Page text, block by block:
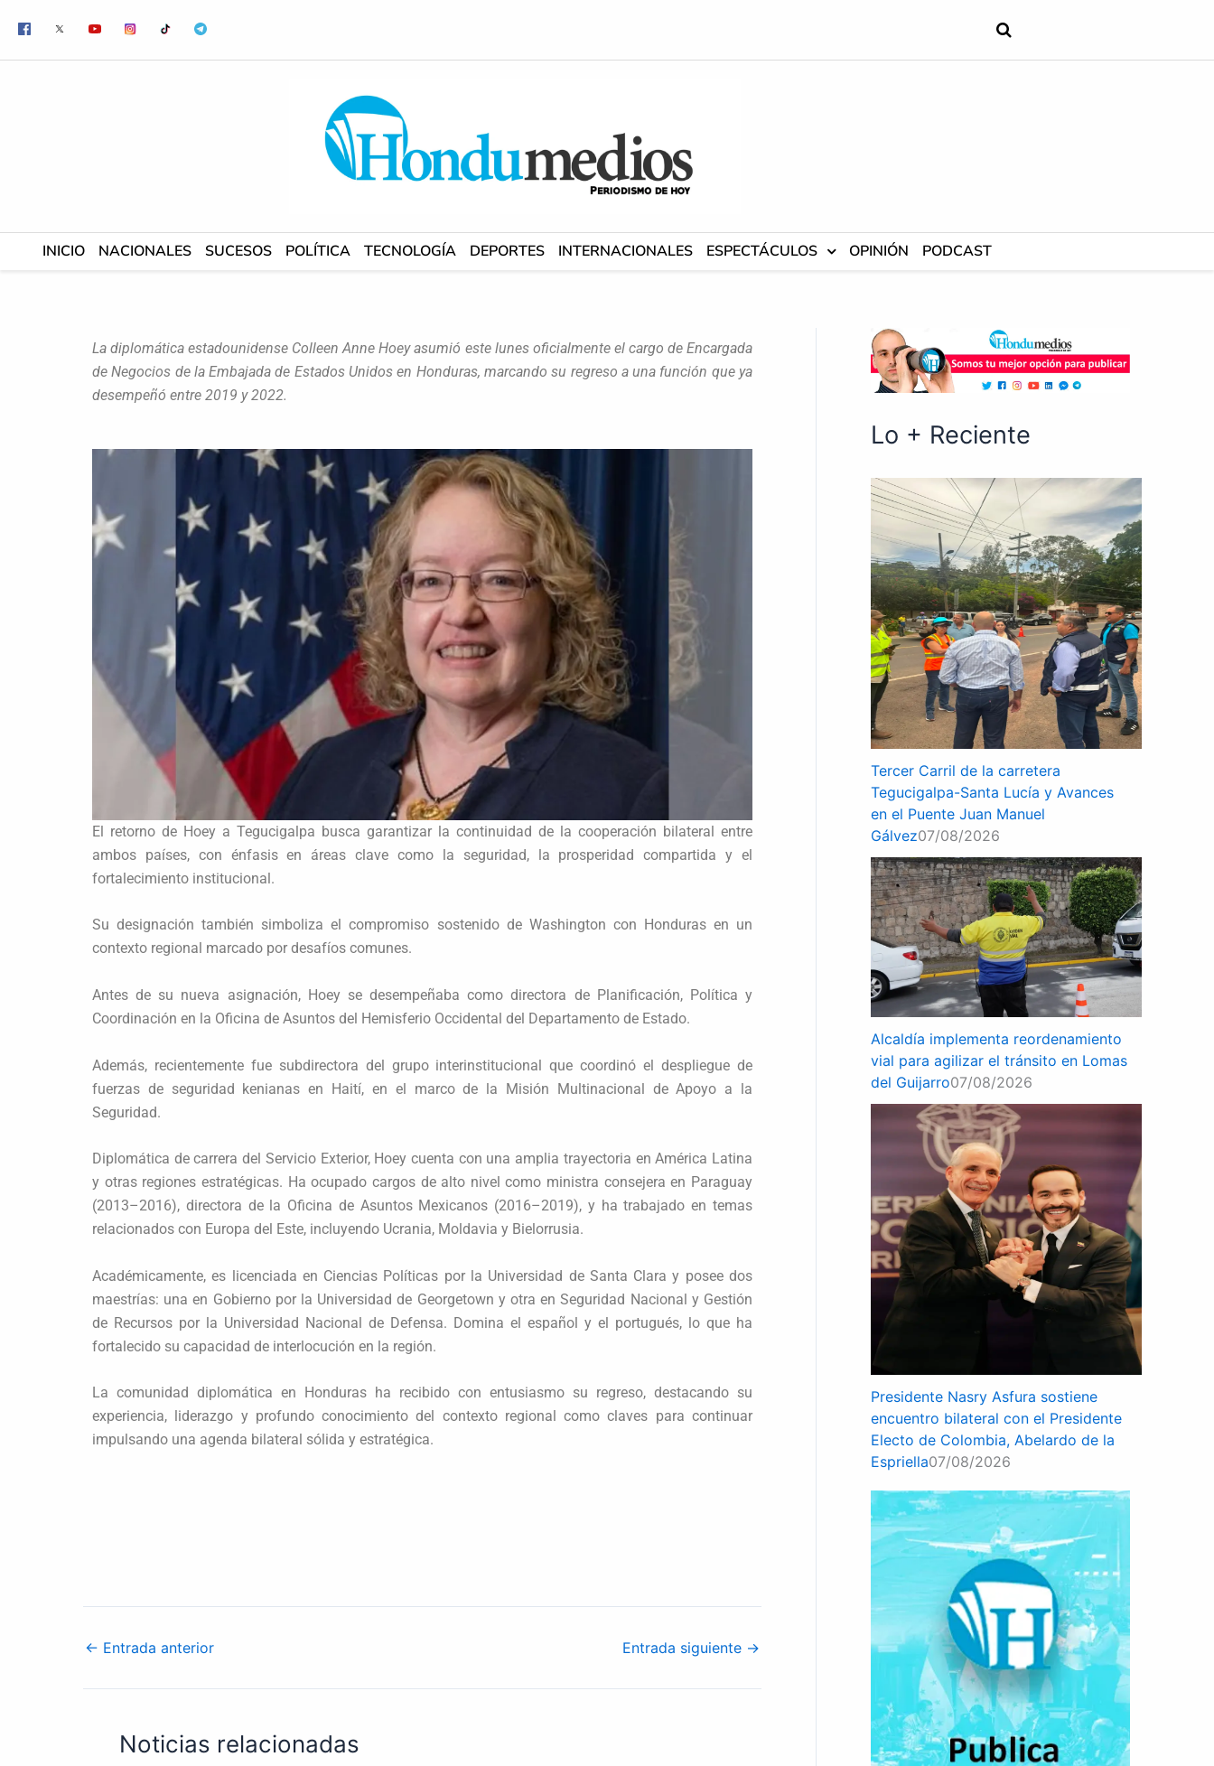
contenido
INICIO NACIONALES SUCESOS POLÍTICA TECNOLOGÍA DEPORTES INTERNACIONALES ESPECTÁCULOS OPINIÓN PODCAST
La diplomática estadounidense Colleen Anne Hoey asumió este lunes oficialmente el cargo de Encargada
de Negocios de la Embajada de Estados Unidos en Honduras, marcando su regreso a una función que ya
desempeñó entre 2019 y 2022.
El retorno de Hoey a Tegucigalpa busca garantizar la continuidad de la cooperación bilateral entre
ambos países, con énfasis en áreas clave como la seguridad, la prosperidad compartida y el
fortalecimiento institucional.
Su designación también simboliza el compromiso sostenido de Washington con Honduras en un
contexto regional marcado por desafíos comunes.
Antes de su nueva asignación, Hoey se desempeñaba como directora de Planificación, Política y
Coordinación en la Oficina de Asuntos del Hemisferio Occidental del Departamento de Estado.
Además, recientemente fue subdirectora del grupo interinstitucional que coordinó el despliegue de
fuerzas de seguridad kenianas en Haití, en el marco de la Misión Multinacional de Apoyo a la
Seguridad.
Diplomática de carrera del Servicio Exterior, Hoey cuenta con una amplia trayectoria en América Latina
y otras regiones estratégicas. Ha ocupado cargos de alto nivel como ministra consejera en Paraguay
(2013–2016), directora de la Oficina de Asuntos Mexicanos (2016–2019), y ha trabajado en temas
relacionados con Europa del Este, incluyendo Ucrania, Moldavia y Bielorrusia.
Académicamente, es licenciada en Ciencias Políticas por la Universidad de Santa Clara y posee dos
maestrías: una en Gobierno por la Universidad de Georgetown y otra en Seguridad Nacional y Gestión
de Recursos por la Universidad Nacional de Defensa. Domina el español y el portugués, lo que ha
fortalecido su capacidad de interlocución en la región.
La comunidad diplomática en Honduras ha recibido con entusiasmo su regreso, destacando su
experiencia, liderazgo y profundo conocimiento del contexto regional como claves para continuar
impulsando una agenda bilateral sólida y estratégica.
← Entrada anterior Entrada siguiente →
Noticias relacionadas
Lo + Reciente
Tercer Carril de la carretera
Tegucigalpa-Santa Lucía y Avances
en el Puente Juan Manuel
Gálvez07/08/2026
Alcaldía implementa reordenamiento
vial para agilizar el tránsito en Lomas
del Guijarro07/08/2026
Presidente Nasry Asfura sostiene
encuentro bilateral con el Presidente
Electo de Colombia, Abelardo de la
Espriella07/08/2026